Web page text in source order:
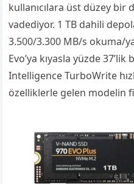
kullanıcılara üst düzey bir
vadediyor. 1 TB dahili
3.500/3.300 MB/s okuma/
Evo’ya kıyasla yüzde 37’lik
Intelligence TurboWrite
özelliklerle gelen modelin